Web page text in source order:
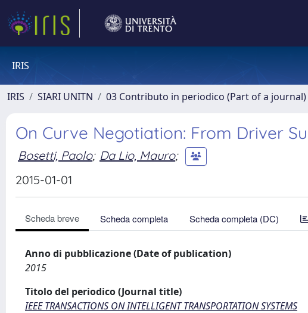
IRIS
IRIS SIARI UNITN 03 Contributo in periodico (Part of a journal)
On Curve Negotiation: From Driver
Bosetti, Paolo; Da Lio, Mauro;
2015-01-01
Scheda breve Scheda completa Scheda completa (DC)
Anno di pubblicazione (Date of publication)
2015
Titolo del periodico (Journal title)
IEEE TRANSACTIONS ON INTELLIGENT TRANSPORTATION SYSTEMS